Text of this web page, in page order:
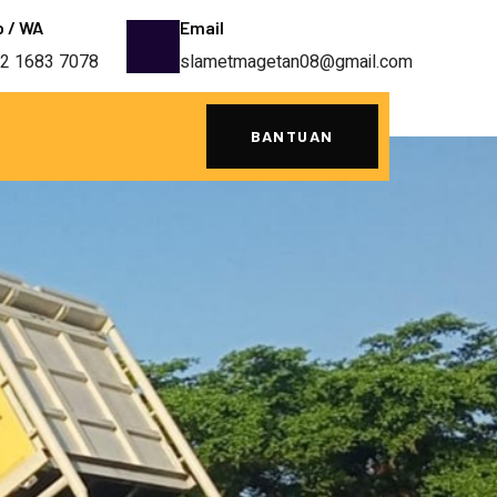
/ WA
1683 7078
Email
slametmagetan08@gmail.com
BANTUAN